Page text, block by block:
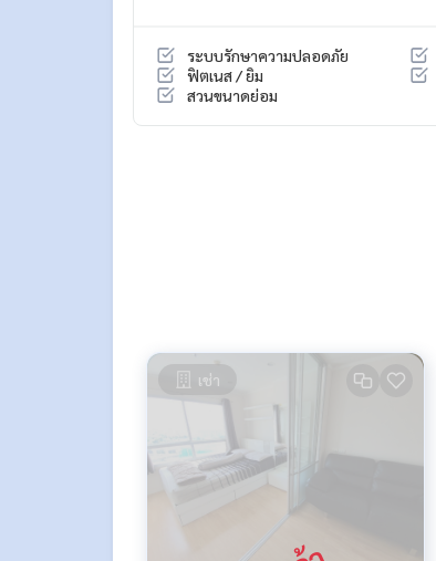
ระบบรักษาความปลอดภัย
ฟิตเนส / ยิม
สวนขนาดย่อม
เช่า